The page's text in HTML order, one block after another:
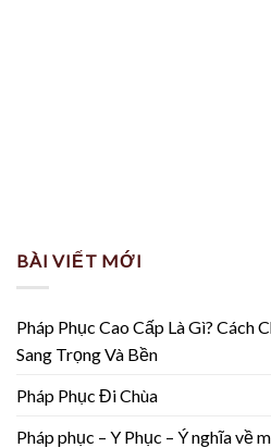
BÀI VIẾT MỚI
Pháp Phục Cao Cấp Là Gì? Cách
Sang Trọng Và Bền
Pháp Phục Đi Chùa
Pháp phục – Y Phục – Ý nghĩa về